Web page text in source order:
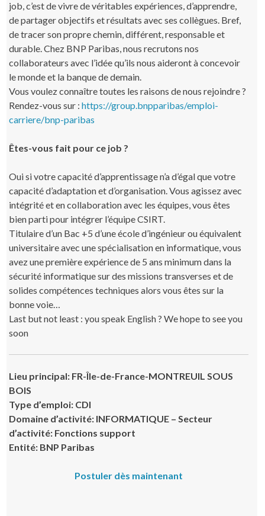
job, c’est de vivre de véritables expériences, d’apprendre,
de partager objectifs et résultats avec ses collègues. Bref,
de tracer son propre chemin, différent, responsable et
durable. Chez BNP Paribas, nous recrutons nos
collaborateurs avec l’idée qu’ils nous aideront à concevoir
le monde et la banque de demain.
Vous voulez connaître toutes les raisons de nous rejoindre ?
Rendez-vous sur :https://group.bnpparibas/emploi-
carriere/bnp-paribas
Êtes-vous fait pour ce job ?
Oui si votre capacité d’apprentissage n’a d’égal que votre
capacité d’adaptation et d’organisation. Vous agissez avec
intégrité et en collaboration avec les équipes, vous êtes
bien parti pour intégrer l’équipe CSIRT.
Titulaire d’un Bac +5 d’une école d’ingénieur ou équivalent
universitaire avec une spécialisation en informatique, vous
avez une première expérience de 5 ans minimum dans la
sécurité informatique sur des missions transverses et de
solides compétences techniques alors vous êtes sur la
bonne voie…
Last but not least : you speak English ? We hope to see you
soon
Lieu principal: FR-Île-de-France-MONTREUIL SOUS
BOIS
Type d’emploi: CDI
Domaine d’activité: INFORMATIQUE – Secteur
d’activité: Fonctions support
Entité: BNP Paribas
Postuler dès maintenant